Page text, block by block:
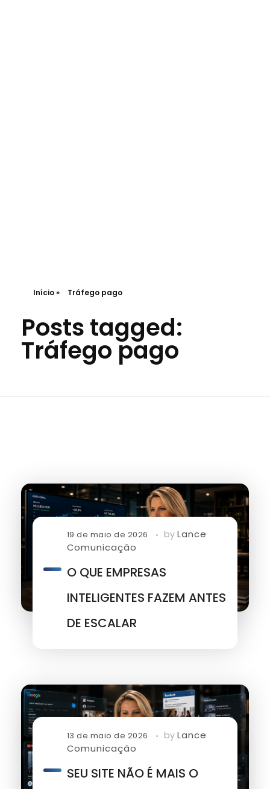
Início» Tráfego pago
Posts tagged:
Tráfego pago
19 de maio de 2026 by Lance
Comunicação
O QUE EMPRESAS
INTELIGENTES FAZEM ANTES
DE ESCALAR
13 de maio de 2026 by Lance
Comunicação
SEU SITE NÃO É MAIS O